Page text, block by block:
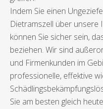
Indem Sie einen
Dietramszell über unsere
können Sie sicher sein,
beziehen. Wir sind
und Firmenkunden im
professionelle, effektive
Sie am besten gleich